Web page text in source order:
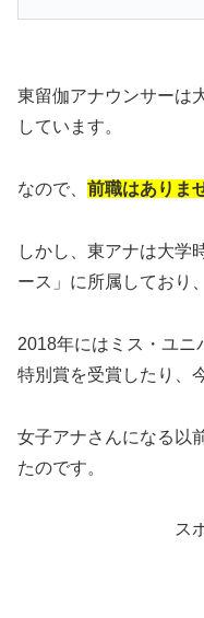
東留伽アナウンサーは
しています。
なので、 前職はありま
しかし、東アナは大学
ース」に所属しており
2018年にはミス・ユニ
特別賞を受賞したり、
女子アナさんになる以
たのです。
ス